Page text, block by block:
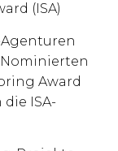
(ISA)
Nominierten
Award
ISA-